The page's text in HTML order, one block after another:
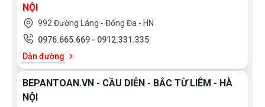
NỘI
992 Đường Láng - Đống Đa - HN
0976.665.669 - 0912.331.335
Dẫn đường
BEPANTOAN.VN - CẦU DIỄN - BẮC TỪ LIÊM - HÀ
NỘI